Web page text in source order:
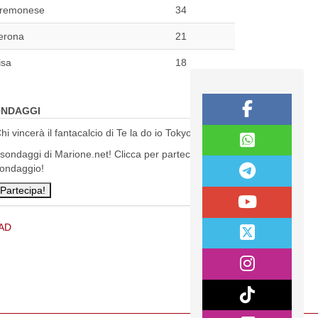
34
21
18
vincerà il fantacalcio di Te la do io Tokyo?
di Marione.net! Clicca per partecipare al